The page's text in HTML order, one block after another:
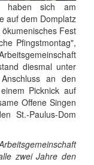
haben sich am
auf dem Domplatz
Fest
Pfingstmontag",
diesmal unter
an den
Picknick auf
Offene Singen
St.-Paulus-Dom
zwei Jahre den